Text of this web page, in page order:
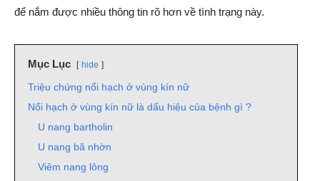
để nắm được nhiều thông tin rõ hơn về tình trạng này.
Mục Lục hide
Triệu chứng nổi hạch ở vùng kín nữ
Nổi hạch ở vùng kín nữ là dấu hiệu của bệnh gì ?
U nang bartholin
U nang bã nhờn
Viêm nang lông